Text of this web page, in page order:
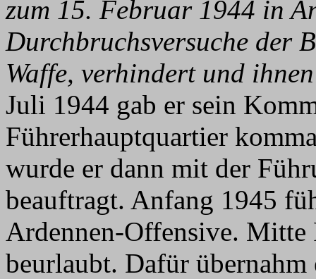
zum 15. Februar 1944 in
Durchbruchsversuche der
Waffe, verhindert und
Juli 1944 gab er sein
Führerhauptquartier
wurde er dann mit der
beauftragt. Anfang 1945
Ardennen-Offensive. Mitte
beurlaubt. Dafür